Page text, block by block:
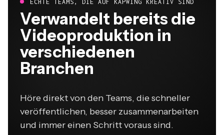
Verwandelt bereits die
Videoproduktion in
verschiedenen
Branchen
veröffentlichen, besser zusammenarbeiten
und immer einen Schritt voraus sind.